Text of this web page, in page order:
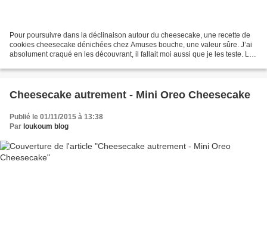
Pour poursuivre dans la déclinaison autour du cheesecake, une recette de
cookies cheesecake dénichées chez Amuses bouche, une valeur sûre. J’ai
absolument craqué en les découvrant, il fallait moi aussi que je les teste. Le
Cheesecake autrement - Mini Oreo Cheesecake
Publié le 01/11/2015 à 13:38
Par loukoum blog